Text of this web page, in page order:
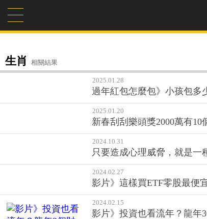
生肖 相關結果
2025.01.28
過年紅包怎麼包》小孩包多
2025.01.20
新春刮刮樂頭獎2000萬有
2024.10.31
只要造成心理威脅，就是一
2024.02.27
影片》這樣買ETF零股最便
2024.02.15
影片》投資也看流年？龍年